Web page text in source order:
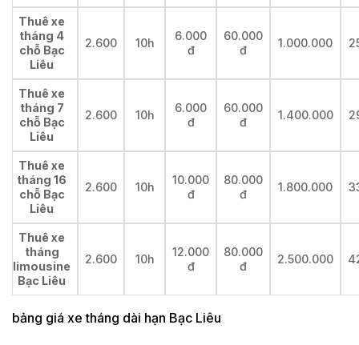
Thuê xe
tháng 4
chỗ Bạc
Liêu
2.600 10h
6.000
đ
60.000
đ
1.000.000
Thuê xe
tháng 7
chỗ Bạc
Liêu
2.600 10h
6.000
đ
60.000
đ
1.400.000
Thuê xe
tháng 16
chỗ Bạc
Liêu
2.600 10h
10.000
đ
80.000
đ
1.800.000
Thuê xe
tháng
limousine
Bạc Liêu
2.600 10h
12.000
đ
80.000
đ
2.500.000
bảng giá xe tháng dài hạn Bạc Liêu